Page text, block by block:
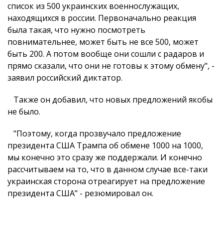
список из 500 украинских военнослужащих,
находящихся в россии. Первоначально реакция
была такая, что нужно посмотреть
повнимательнее, может быть не все 500, может
быть 200. А потом вообще они сошли с радаров и
прямо сказали, что они не готовы к этому обмену", -
заявил российский диктатор.
Также он добавил, что новых предложений якобы
не было.
"Поэтому, когда прозвучало предложение
президента США Трампа об обмене 1000 на 1000,
мы конечно это сразу же поддержали. И конечно
рассчитываем на то, что в данном случае все-таки
украинская сторона отреагирует на предложение
президента США" - резюмировал он.